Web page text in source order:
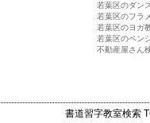
若葉区のダン
若葉区のフラ
若葉区のヨガ
若葉区のペン
不動産屋さん
書道習字教室検索